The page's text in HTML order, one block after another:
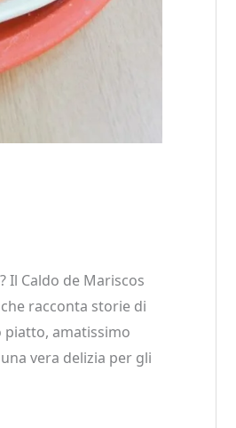
Il Caldo de Mariscos
racconta storie di
piatto, amatissimo
vera delizia per gli